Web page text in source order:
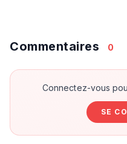
Commentaires 0
Connectez-vous
SE